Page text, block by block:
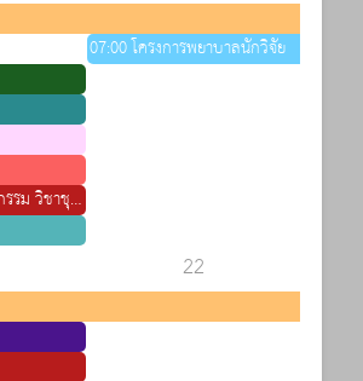
08:00 นำเสนอนวัตกรรม วิชาชุมชน ปี4
07:00 โครงการพยาบาลนักวิจัย
22